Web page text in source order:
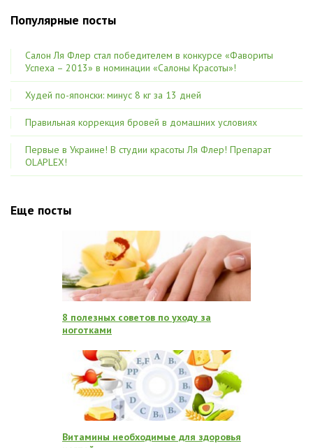
Популярные посты
Салон Ля Флер стал победителем в конкурсе «Фавориты
Успеха – 2013» в номинации «Салоны Красоты»!
Худей по-японски: минус 8 кг за 13 дней
Правильная коррекция бровей в домашних условиях
Первые в Украине! В студии красоты Ля Флер! Препарат
OLAPLEX!
Еще посты
8 полезных советов по уходу за
ноготками
Витамины необходимые для здоровья